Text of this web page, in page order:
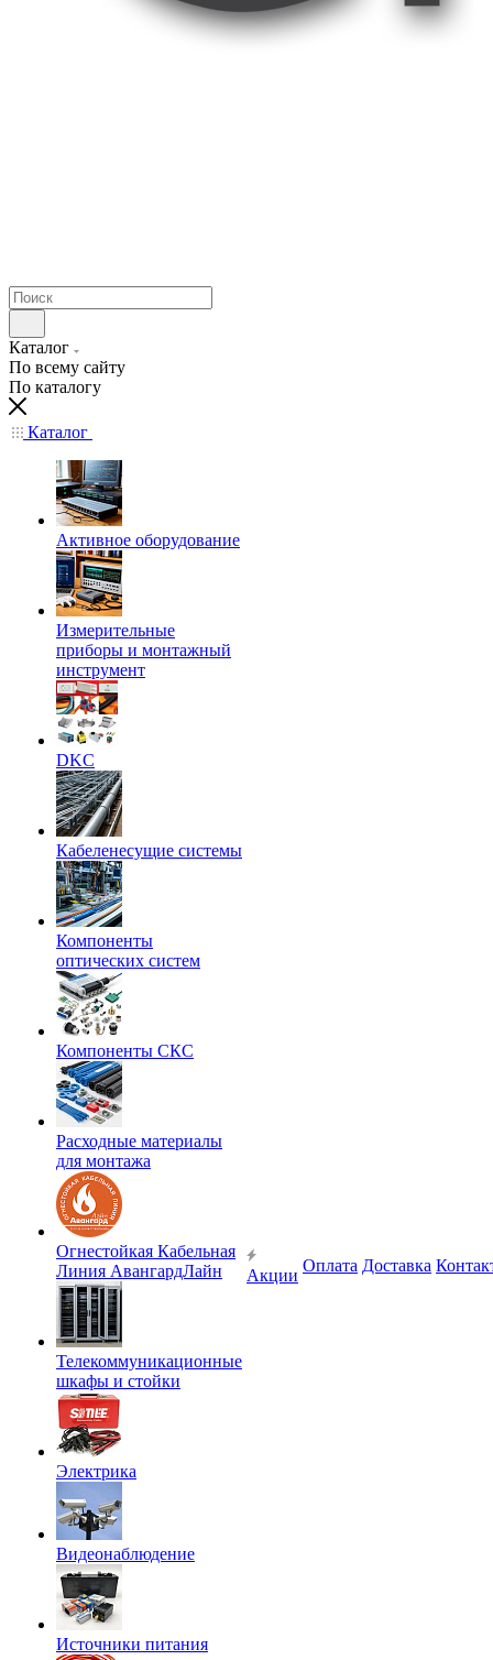
Каталог
По всему сайту
По каталогу
Каталог
Активное оборудование
Измерительные
приборы и монтажный
инструмент
DKC
Кабеленесущие системы
Компоненты
оптических систем
Компоненты СКС
Расходные материалы
для монтажа
Огнестойкая Кабельная
Линия АвангардЛайн
Телекоммуникационные
шкафы и стойки
Электрика
Видеонаблюдение
Источники питания
Акции
Оплата Доставка